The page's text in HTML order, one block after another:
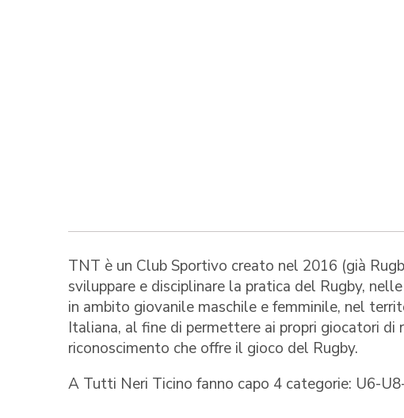
TNT è un Club Sportivo creato nel 2016 (già
sviluppare e disciplinare la pratica del Rugby,
in ambito giovanile maschile e femminile, nel
Italiana, al fine di permettere ai propri giocatori di
riconoscimento che offre il gioco del Rugby.
A Tutti Neri Ticino fanno capo 4 categorie: U6-